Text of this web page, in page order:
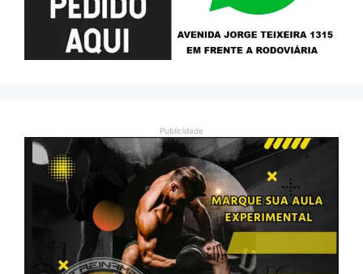
Publicidade